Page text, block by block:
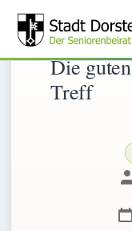
Zum
Inhalt
springenDie
Treff